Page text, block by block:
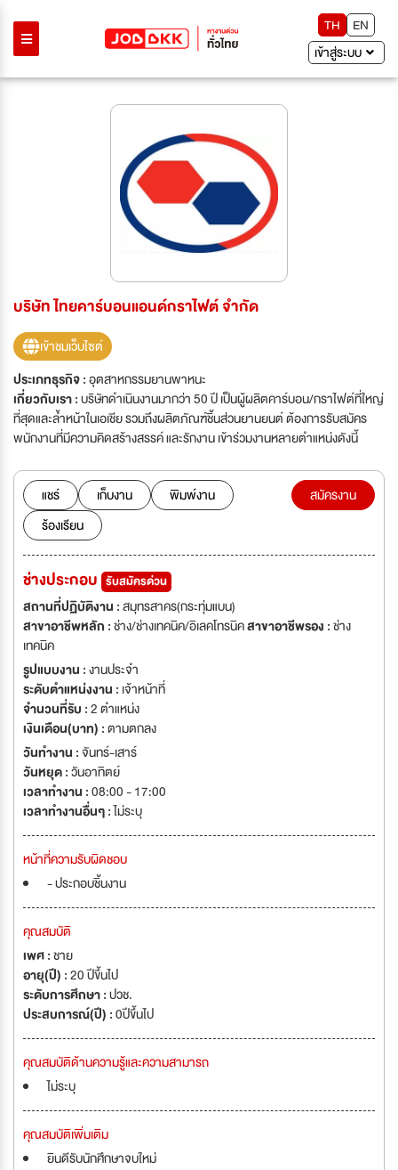
TH
EN
เข้าสู่ระบบ
บริษัท ไทยคาร์บอนแอนด์กราไฟต์ จำกัด
เข้าชมเว็บไซต์
ประเภทธุรกิจ :อุตสาหกรรมยานพาหนะ
เกี่ยวกับเรา :บริษัทดำเนินงานมากว่า 50 ปี เป็นผู้ผลิตคาร์บอน/กราไฟต์ที่ใหญ่
ที่สุดและล้ำหน้าในเอเชีย รวมถึงผลิตภัณฑ์ชิ้นส่วนยานยนต์ ต้องการรับสมัคร
พนักงานที่มีความคิดสร้างสรรค์ และรักงาน เข้าร่วมงานหลายตำแหน่งดังนี้
แชร์ เก็บงาน
พิมพ์งาน
ร้องเรียน
สมัครงาน
ช่างประกอบ รับสมัครด่วน
สถานที่ปฏิบัติงาน :สมุทรสาคร(กระทุ่มแบน)
สาขาอาชีพหลัก :ช่าง/ช่างเทคนิค/อิเลคโทรนิคสาขาอาชีพรอง :ช่าง
เทคนิค
รูปแบบงาน :งานประจำ
ระดับตำแหน่งงาน : เจ้าหน้าที่
จำนวนที่รับ :2 ตำแหน่ง
เงินเดือน(บาท) :ตามตกลง
วันทำงาน :จันทร์-เสาร์
วันหยุด :วันอาทิตย์
เวลาทำงาน :08:00 - 17:00
เวลาทำงานอื่นๆ :ไม่ระบุ
หน้าที่ความรับผิดชอบ
- ประกอบชิ้นงาน
คุณสมบัติ
เพศ :ชาย
อายุ(ปี) :20 ปีขึ้นไป
ระดับการศึกษา :ปวช.
ประสบการณ์(ปี) :0ปีขึ้นไป
คุณสมบัติด้านความรู้และความสามารถ
ไม่ระบุ
คุณสมบัติเพิ่มเติม
ยินดีรับนักศึกษาจบใหม่